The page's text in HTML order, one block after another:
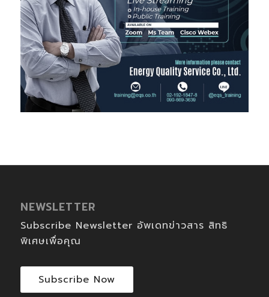
NEWSLETTER
Subscribe Newsletter อัพเดทข่าวสาร สิทธิ
พิเศษเพื่อคุณ
Subscribe Now